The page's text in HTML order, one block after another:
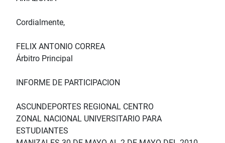
Cordialmente,
FELIX ANTONIO CORREA
Árbitro Principal
INFORME DE PARTICIPACION
ASCUNDEPORTES REGIONAL CENTRO
ZONAL NACIONAL UNIVERSITARIO PARA
ESTUDIANTES